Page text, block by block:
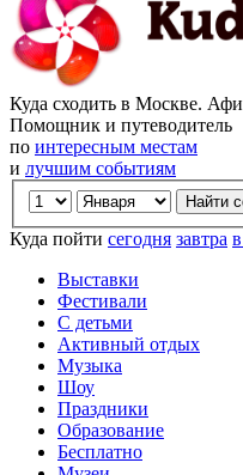
Куда сходить в Москве.
Помощник и путеводитель
по интересным местам
и лучшим событиям
Куда пойти сегодня завтра
Выставки
Фестивали
С детьми
Активный отдых
Музыка
Шоу
Праздники
Образование
Бесплатно